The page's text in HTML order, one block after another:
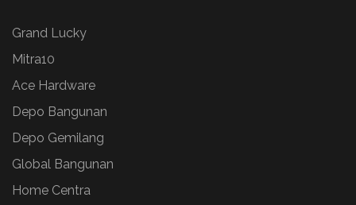
Grand Lucky
Mitra10
Ace Hardware
Depo Bangunan
Depo Gemilang
Global Bangunan
Home Centra